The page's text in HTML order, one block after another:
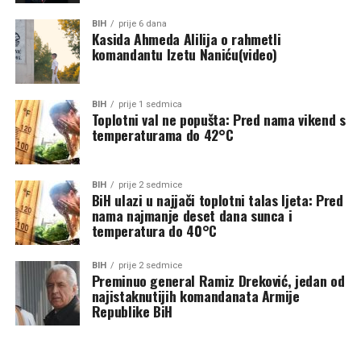
BIH prije 6 dana
Kasida Ahmeda Alilija o rahmetli
komandantu Izetu Naniću(video)
BIH prije 1 sedmica
Toplotni val ne popušta: Pred nama vikend s
temperaturama do 42°C
BIH prije 2 sedmice
BiH ulazi u najjači toplotni talas ljeta: Pred
nama najmanje deset dana sunca i
temperatura do 40°C
BIH prije 2 sedmice
Preminuo general Ramiz Dreković, jedan od
najistaknutijih komandanata Armije
Republike BiH